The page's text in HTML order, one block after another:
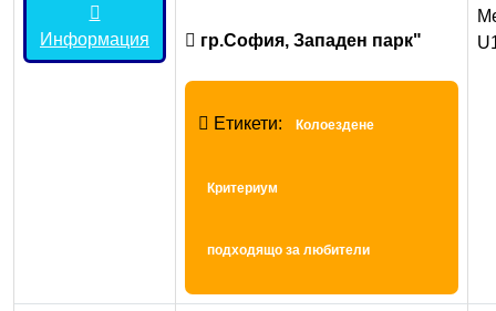
Информация гр.София, Западен парк"
Етикети: Колоездене
Критериум
подходящо за любители